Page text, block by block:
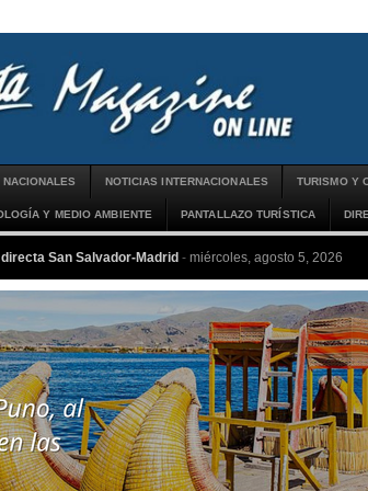
NOTICIAS INTERNACIONALES TURISMO Y
Y MEDIO AMBIENTE PANTALLAZO TURÍSTICA
San Salvador-Madrid - miércoles, agosto 5, 2026